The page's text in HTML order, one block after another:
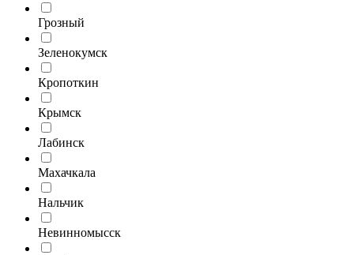
Грозный
Зеленокумск
Кропоткин
Крымск
Лабинск
Махачкала
Нальчик
Невинномысск